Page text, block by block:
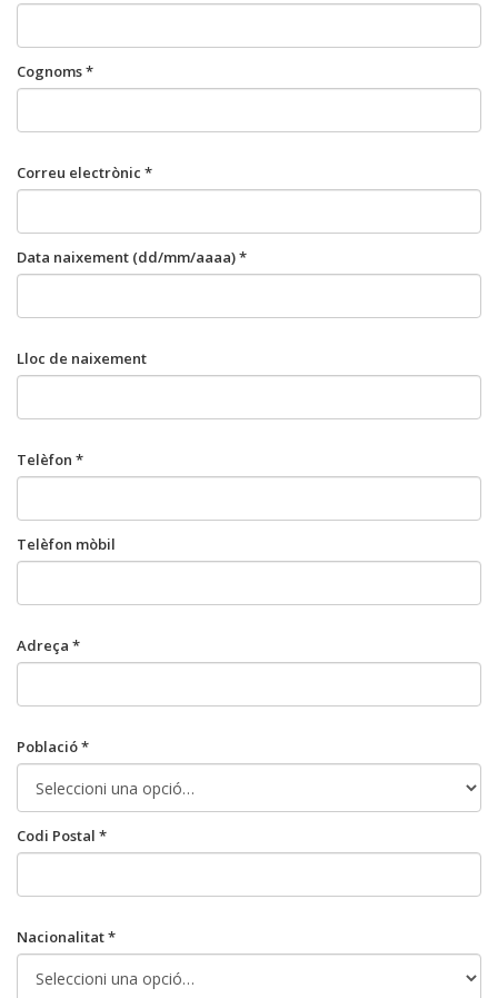
Cognoms *
Correu electrònic *
Data naixement (dd/mm/aaaa) *
Lloc de naixement
Telèfon *
Telèfon mòbil
Adreça *
Població *
Codi Postal *
Nacionalitat *